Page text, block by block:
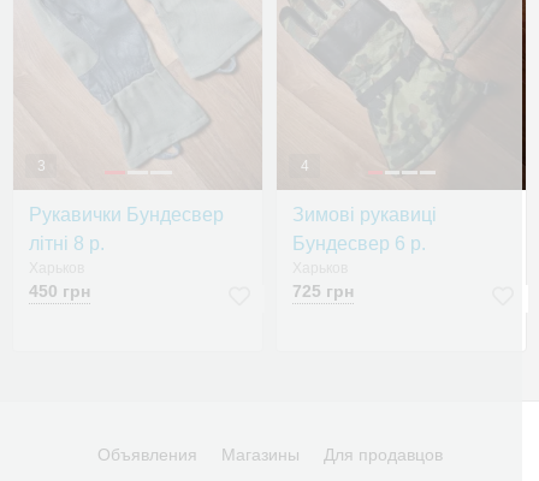
3
Рукавички Бундесвер
літні 8 р.
450 грн
4
Зимові рукавиці
Бундесвер 6 р.
725 грн
Объявления Магазины Для продавцов